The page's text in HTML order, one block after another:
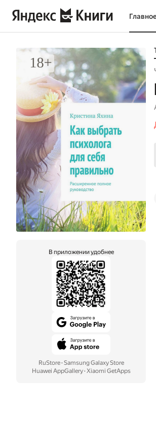
В приложении удобнее
RuStore· Samsung Galaxy Store
Huawei AppGallery· Xiaomi GetApps